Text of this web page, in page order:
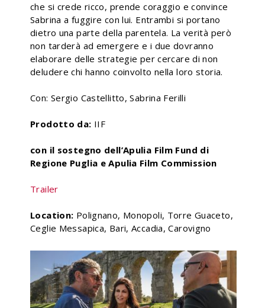
che si crede ricco, prende coraggio e convince
Sabrina a fuggire con lui. Entrambi si portano
dietro una parte della parentela. La verità però
non tarderà ad emergere e i due dovranno
elaborare delle strategie per cercare di non
deludere chi hanno coinvolto nella loro storia.
Con: Sergio Castellitto, Sabrina Ferilli
Prodotto da: IIF
con il sostegno dell’Apulia Film Fund di
Regione Puglia e Apulia Film Commission
Trailer
Location: Polignano, Monopoli, Torre Guaceto,
Ceglie Messapica, Bari, Accadia, Carovigno